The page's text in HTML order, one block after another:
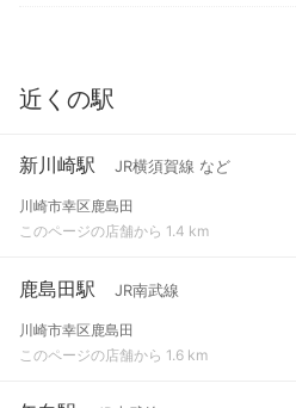
近くの駅
新川崎駅 JR横須賀線 など
川崎市幸区鹿島田
このページの店舗から 1.4 km
鹿島田駅 JR南武線
川崎市幸区鹿島田
このページの店舗から 1.6 km